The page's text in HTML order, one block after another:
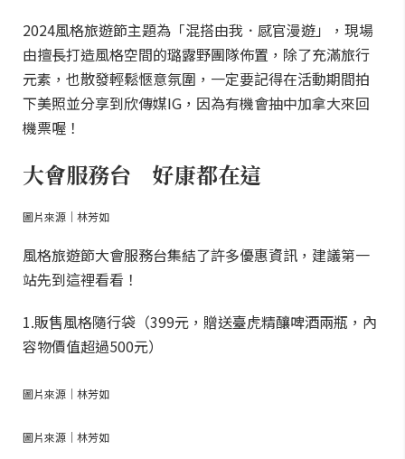
2024風格旅遊節主題為「混搭由我．感官漫遊」，現場
由擅長打造風格空間的璐露野團隊佈置，除了充滿旅行
元素，也散發輕鬆愜意氛圍，一定要記得在活動期間拍
下美照並分享到欣傳媒IG，因為有機會抽中加拿大來回
機票喔！
大會服務台 好康都在這
圖片來源｜林芳如
風格旅遊節大會服務台集結了許多優惠資訊，建議第一
站先到這裡看看！
1.販售風格隨行袋（399元，贈送臺虎精釀啤酒兩瓶，內
容物價值超過500元）
圖片來源｜林芳如
圖片來源｜林芳如